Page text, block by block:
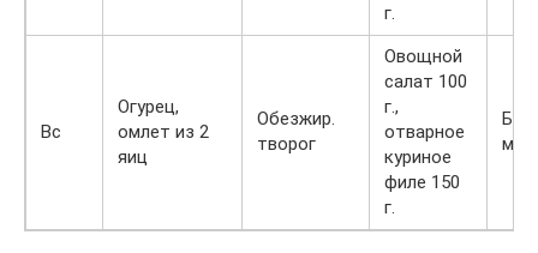
г.
Вс
Огурец,
омлет из 2
яиц
Обезжир.
творог
Овощной
салат 100
г.,
отварное
куриное
филе 150
г.